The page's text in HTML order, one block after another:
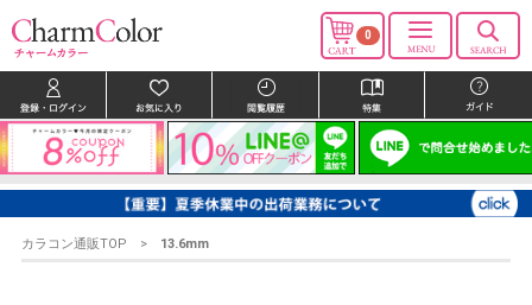
0
カラコン通販TOP 13.6mm